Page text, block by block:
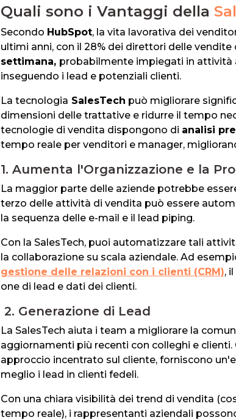
Quali sono i Vantaggi della
Secondo HubSpot, la vita lavorativa dei
ultimi anni, con il 28% dei direttori delle vendite
settimana, probabilmente impiegati in attività
inseguendo i lead e potenziali clienti.
La tecnologia SalesTech può migliorare
dimensioni delle trattative e ridurre il tempo
tecnologie di vendita dispongono di analisi
tempo reale per venditori e manager,
1. Aumenta l'Organizzazione e la
La maggior parte delle aziende potrebbe
terzo delle attività di vendita può essere
la sequenza delle e-mail e il lead piping.
Con la SalesTech, puoi automatizzare tali
la collaborazione su scala aziendale. Ad
gestione delle relazioni con i clienti (CRM),
one di lead e dati dei clienti.
2. Generazione di Lead
La SalesTech aiuta i team a migliorare la
aggiornamenti più recenti con colleghi e
approccio incentrato sul cliente, forniscono
meglio i lead in clienti fedeli.
Con una chiara visibilità dei trend di vendita
tempo reale), i rappresentanti aziendali